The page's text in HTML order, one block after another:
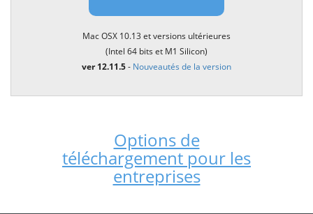
Mac OSX 10.13 et versions ultérieures
(Intel 64 bits et M1 Silicon)
ver 12.11.5- Nouveautés de la version
Options de
téléchargement pour les
entreprises